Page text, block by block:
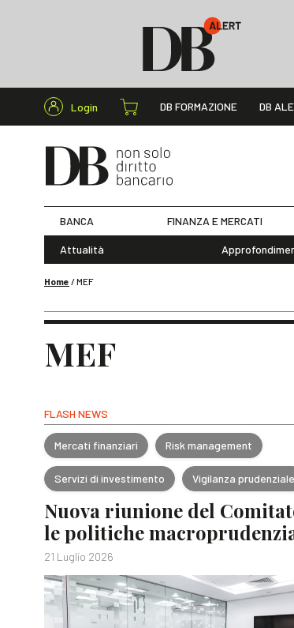
Login DB FORMAZIONE DB
BANCA FINANZA E MERCATI
Attualità
Home /MEF
MEF
FLASH NEWS
Mercati finanziari Risk management
Servizi di investimento Vigilanza prudenziale
Nuova riunione del
le politiche
21 Luglio 2026